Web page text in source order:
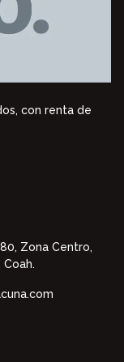
con renta de
Zona Centro,
Coah.